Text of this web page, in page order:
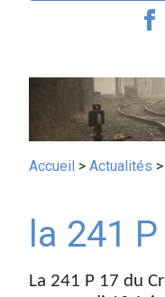
Fil
Accueil Actualités
la 241
La 241 P 17 du